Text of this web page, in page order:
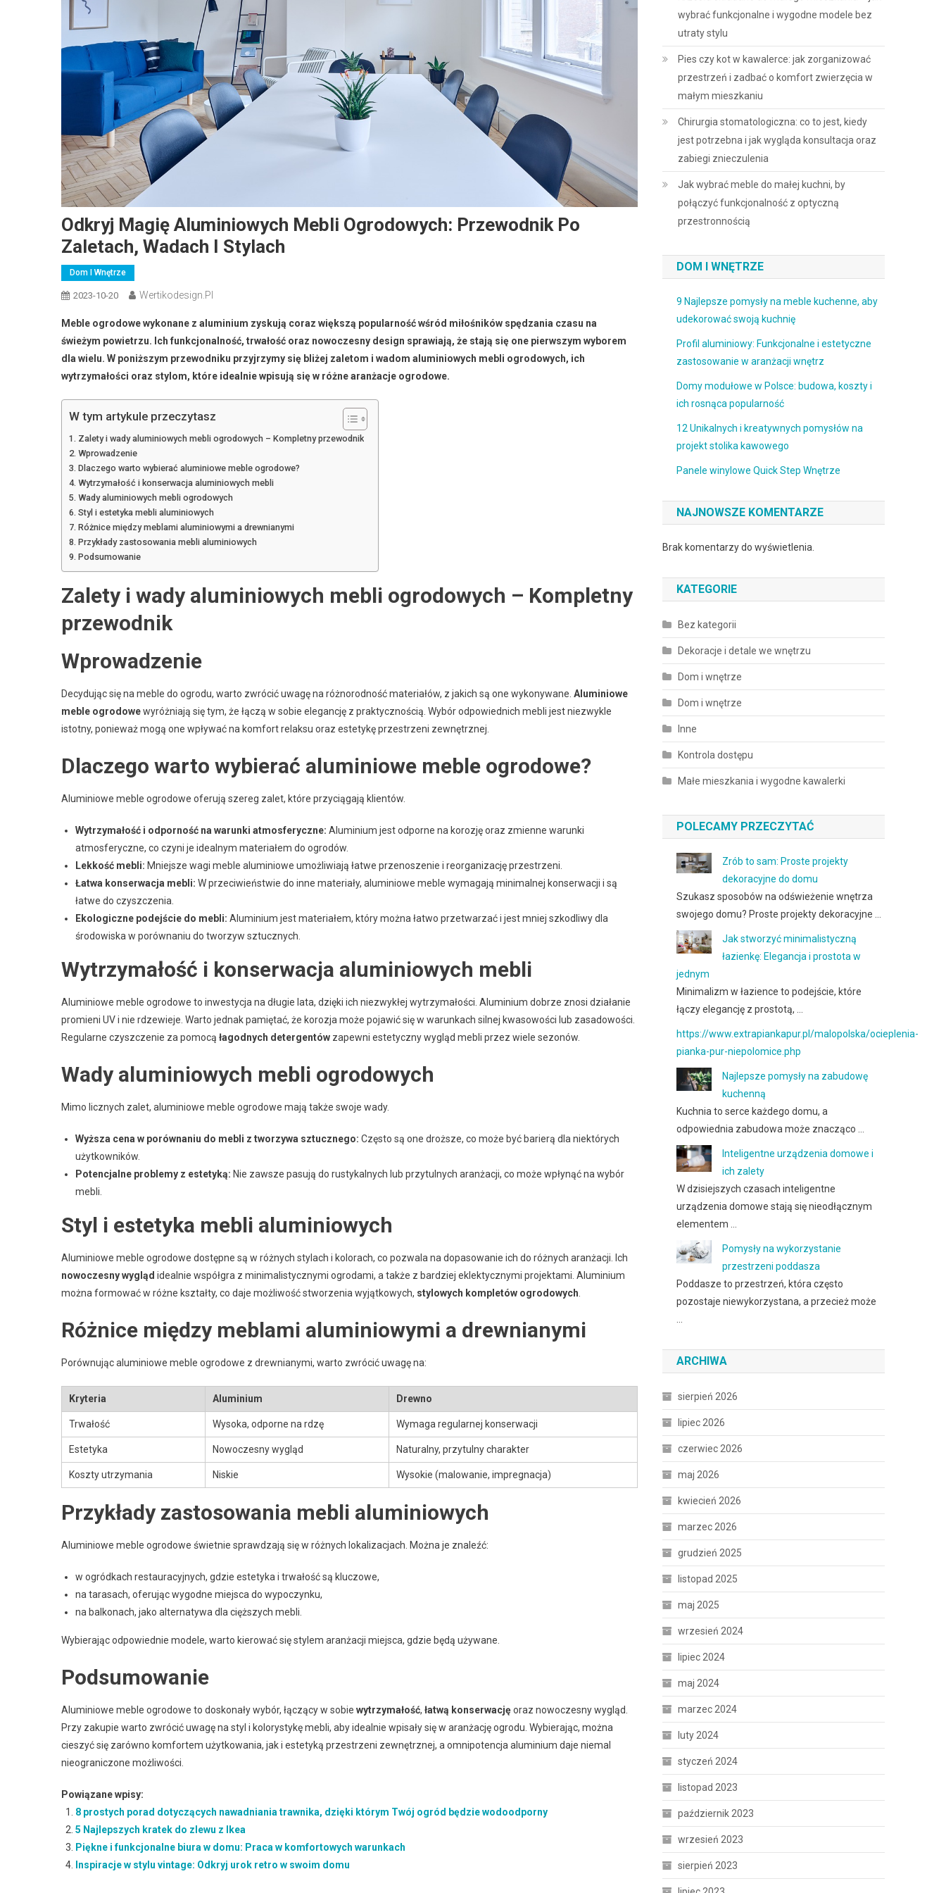
Odkryj Magię Aluminiowych Mebli Ogrodowych: Przewodnik Po
Zaletach, Wadach I Stylach
Dom I Wnętrze
2023-10-20 Wertikodesign.pl
Meble ogrodowe wykonane z aluminium zyskują coraz większą popularność wśród miłośników spędzania czasu na
świeżym powietrzu. Ich funkcjonalność, trwałość oraz nowoczesny design sprawiają, że stają się one pierwszym wyborem
dla wielu. W poniższym przewodniku przyjrzymy się bliżej zaletom i wadom aluminiowych mebli ogrodowych, ich
wytrzymałości oraz stylom, które idealnie wpisują się w różne aranżacje ogrodowe.
W tym artykule przeczytasz
Zalety i wady aluminiowych mebli ogrodowych – Kompletny przewodnik
Wprowadzenie
Dlaczego warto wybierać aluminiowe meble ogrodowe?
Wytrzymałość i konserwacja aluminiowych mebli
Wady aluminiowych mebli ogrodowych
Styl i estetyka mebli aluminiowych
Różnice między meblami aluminiowymi a drewnianymi
Przykłady zastosowania mebli aluminiowych
Podsumowanie
Zalety i wady aluminiowych mebli ogrodowych – Kompletny
przewodnik
Wprowadzenie
Decydując się na meble do ogrodu, warto zwrócić uwagę na różnorodność materiałów, z jakich są one wykonywane. Aluminiowe
meble ogrodowewyróżniają się tym, że łączą w sobie elegancję z praktycznością. Wybór odpowiednich mebli jest niezwykle
istotny, ponieważ mogą one wpływać na komfort relaksu oraz estetykę przestrzeni zewnętrznej.
Dlaczego warto wybierać aluminiowe meble ogrodowe?
Aluminiowe meble ogrodowe oferują szereg zalet, które przyciągają klientów.
Wytrzymałość i odporność na warunki atmosferyczne: Aluminium jest odporne na korozję oraz zmienne warunki
atmosferyczne, co czyni je idealnym materiałem do ogrodów.
Lekkość mebli: Mniejsze wagi meble aluminiowe umożliwiają łatwe przenoszenie i reorganizację przestrzeni.
Łatwa konserwacja mebli: W przeciwieństwie do inne materiały, aluminiowe meble wymagają minimalnej konserwacji i są
łatwe do czyszczenia.
Ekologiczne podejście do mebli: Aluminium jest materiałem, który można łatwo przetwarzać i jest mniej szkodliwy dla
środowiska w porównaniu do tworzyw sztucznych.
Wytrzymałość i konserwacja aluminiowych mebli
Aluminiowe meble ogrodowe to inwestycja na długie lata, dzięki ich niezwykłej wytrzymałości. Aluminium dobrze znosi działanie
promieni UV i nie rdzewieje. Warto jednak pamiętać, że korozja może pojawić się w warunkach silnej kwasowości lub zasadowości.
Regularne czyszczenie za pomocą łagodnych detergentów zapewni estetyczny wygląd mebli przez wiele sezonów.
Wady aluminiowych mebli ogrodowych
Mimo licznych zalet, aluminiowe meble ogrodowe mają także swoje wady.
Wyższa cena w porównaniu do mebli z tworzywa sztucznego: Często są one droższe, co może być barierą dla niektórych
użytkowników.
Potencjalne problemy z estetyką: Nie zawsze pasują do rustykalnych lub przytulnych aranżacji, co może wpłynąć na wybór
mebli.
Styl i estetyka mebli aluminiowych
Aluminiowe meble ogrodowe dostępne są w różnych stylach i kolorach, co pozwala na dopasowanie ich do różnych aranżacji. Ich
nowoczesny wygląd idealnie współgra z minimalistycznymi ogrodami, a także z bardziej eklektycznymi projektami. Aluminium
można formować w różne kształty, co daje możliwość stworzenia wyjątkowych, stylowych kompletów ogrodowych.
Różnice między meblami aluminiowymi a drewnianymi
Porównując aluminiowe meble ogrodowe z drewnianymi, warto zwrócić uwagę na:
Kryteria Aluminium Drewno
Trwałość Wysoka, odporne na rdzę Wymaga regularnej konserwacji
Estetyka Nowoczesny wygląd Naturalny, przytulny charakter
Koszty utrzymania Niskie Wysokie (malowanie, impregnacja)
Przykłady zastosowania mebli aluminiowych
Aluminiowe meble ogrodowe świetnie sprawdzają się w różnych lokalizacjach. Można je znaleźć:
w ogródkach restauracyjnych, gdzie estetyka i trwałość są kluczowe,
na tarasach, oferując wygodne miejsca do wypoczynku,
na balkonach, jako alternatywa dla cięższych mebli.
Wybierając odpowiednie modele, warto kierować się stylem aranżacji miejsca, gdzie będą używane.
Podsumowanie
Aluminiowe meble ogrodowe to doskonały wybór, łączący w sobie wytrzymałość, łatwą konserwacjęoraz nowoczesny wygląd.
Przy zakupie warto zwrócić uwagę na styl i kolorystykę mebli, aby idealnie wpisały się w aranżację ogrodu. Wybierając, można
cieszyć się zarówno komfortem użytkowania, jak i estetyką przestrzeni zewnętrznej, a omnipotencja aluminium daje niemal
nieograniczone możliwości.
Powiązane wpisy:
8 prostych porad dotyczących nawadniania trawnika, dzięki którym Twój ogród będzie wodoodporny
5 Najlepszych kratek do zlewu z Ikea
Piękne i funkcjonalne biura w domu: Praca w komfortowych warunkach
Inspiracje w stylu vintage: Odkryj urok retro w swoim domu
wybrać funkcjonalne i wygodne modele bez
utraty stylu
Pies czy kot w kawalerce: jak zorganizować
przestrzeń i zadbać o komfort zwierzęcia w
małym mieszkaniu
Chirurgia stomatologiczna: co to jest, kiedy
jest potrzebna i jak wygląda konsultacja oraz
zabiegi znieczulenia
Jak wybrać meble do małej kuchni, by
połączyć funkcjonalność z optyczną
przestronnością
DOM I WNĘTRZE
9 Najlepsze pomysły na meble kuchenne, aby
udekorować swoją kuchnię
Profil aluminiowy: Funkcjonalne i estetyczne
zastosowanie w aranżacji wnętrz
Domy modułowe w Polsce: budowa, koszty i
ich rosnąca popularność
12 Unikalnych i kreatywnych pomysłów na
projekt stolika kawowego
Panele winylowe Quick Step Wnętrze
NAJNOWSZE KOMENTARZE
Brak komentarzy do wyświetlenia.
KATEGORIE
Bez kategorii
Dekoracje i detale we wnętrzu
Dom i wnętrze
Dom i wnętrze
Inne
Kontrola dostępu
Małe mieszkania i wygodne kawalerki
POLECAMY PRZECZYTAĆ
Zrób to sam: Proste projekty
dekoracyjne do domu
Szukasz sposobów na odświeżenie wnętrza
swojego domu? Proste projekty dekoracyjne …
Jak stworzyć minimalistyczną
łazienkę: Elegancja i prostota w
jednym
Minimalizm w łazience to podejście, które
łączy elegancję z prostotą, …
https://www.extrapiankapur.pl/malopolska/ocieplenia-
pianka-pur-niepolomice.php
Najlepsze pomysły na zabudowę
kuchenną
Kuchnia to serce każdego domu, a
odpowiednia zabudowa może znacząco …
Inteligentne urządzenia domowe i
ich zalety
W dzisiejszych czasach inteligentne
urządzenia domowe stają się nieodłącznym
elementem …
Pomysły na wykorzystanie
przestrzeni poddasza
Poddasze to przestrzeń, która często
pozostaje niewykorzystana, a przecież może
ARCHIWA
sierpień 2026
lipiec 2026
czerwiec 2026
maj 2026
kwiecień 2026
marzec 2026
grudzień 2025
listopad 2025
maj 2025
wrzesień 2024
lipiec 2024
maj 2024
marzec 2024
luty 2024
styczeń 2024
listopad 2023
październik 2023
wrzesień 2023
sierpień 2023